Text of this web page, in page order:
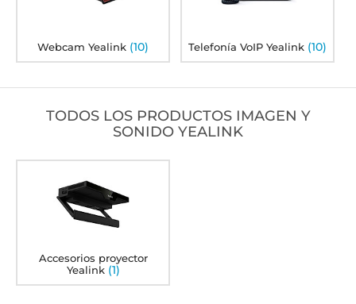
Webcam Yealink (10) Telefonía VoIP Yealink (10)
TODOS LOS PRODUCTOS IMAGEN Y
SONIDO YEALINK
Accesorios proyector
Yealink (1)